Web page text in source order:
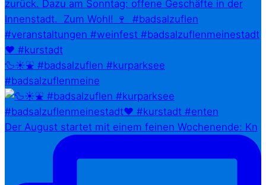
🦆☀️⛲ #badsalzuflen #kurparksee
#badsalzuflenmeine
Der August startet mit einem feinen Wochenende: Kn